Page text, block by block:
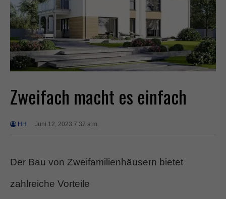
Zweifach macht es einfach
HH Juni 12, 2023 7:37 a.m.
Der Bau von Zweifamilienhäusern bietet
zahlreiche Vorteile